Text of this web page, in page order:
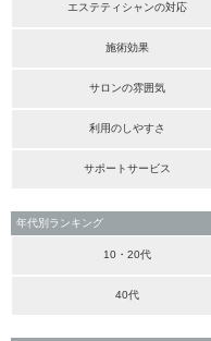
エステティシャンの対応
施術効果
サロンの雰囲気
利用のしやすさ
サポートサービス
年代別ランキング
10・20代
40代